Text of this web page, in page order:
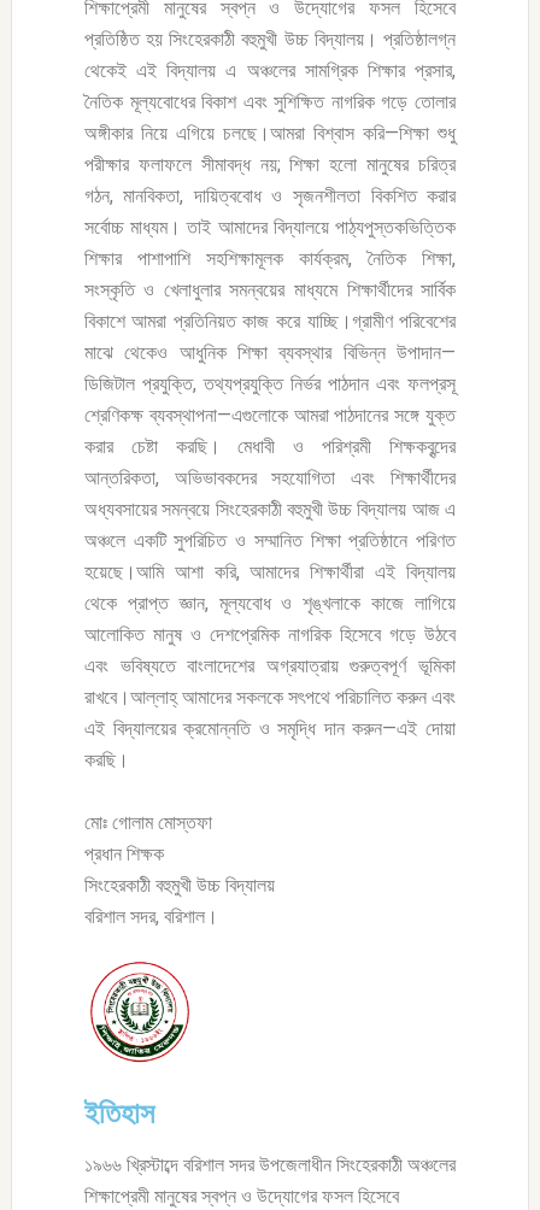
শিক্ষাপ্রেমী মানুষের স্বপ্ন ও উদ্যোগের ফসল হিসেবে
প্রতিষ্ঠিত হয় সিংহেরকাঠী বহুমুখী উচ্চ বিদ্যালয়। প্রতিষ্ঠালগ্ন
থেকেই এই বিদ্যালয় এ অঞ্চলের সামগ্রিক শিক্ষার প্রসার,
নৈতিক মূল্যবোধের বিকাশ এবং সুশিক্ষিত নাগরিক গড়ে তোলার
অঙ্গীকার নিয়ে এগিয়ে চলছে।আমরা বিশ্বাস করি—শিক্ষা শুধু
পরীক্ষার ফলাফলে সীমাবদ্ধ নয়; শিক্ষা হলো মানুষের চরিত্র
গঠন, মানবিকতা, দায়িত্ববোধ ও সৃজনশীলতা বিকশিত করার
সর্বোচ্চ মাধ্যম। তাই আমাদের বিদ্যালয়ে পাঠ্যপুস্তকভিত্তিক
শিক্ষার পাশাপাশি সহশিক্ষামূলক কার্যক্রম, নৈতিক শিক্ষা,
সংস্কৃতি ও খেলাধুলার সমন্বয়ের মাধ্যমে শিক্ষার্থীদের সার্বিক
বিকাশে আমরা প্রতিনিয়ত কাজ করে যাচ্ছি।গ্রামীণ পরিবেশের
মাঝে থেকেও আধুনিক শিক্ষা ব্যবস্থার বিভিন্ন উপাদান—
ডিজিটাল প্রযুক্তি, তথ্যপ্রযুক্তি নির্ভর পাঠদান এবং ফলপ্রসূ
শ্রেণিকক্ষ ব্যবস্থাপনা—এগুলোকে আমরা পাঠদানের সঙ্গে যুক্ত
করার চেষ্টা করছি। মেধাবী ও পরিশ্রমী শিক্ষকবৃন্দের
আন্তরিকতা, অভিভাবকদের সহযোগিতা এবং শিক্ষার্থীদের
অধ্যবসায়ের সমন্বয়ে সিংহেরকাঠী বহুমুখী উচ্চ বিদ্যালয় আজ এ
অঞ্চলে একটি সুপরিচিত ও সম্মানিত শিক্ষা প্রতিষ্ঠানে পরিণত
হয়েছে।আমি আশা করি, আমাদের শিক্ষার্থীরা এই বিদ্যালয়
থেকে প্রাপ্ত জ্ঞান, মূল্যবোধ ও শৃঙ্খলাকে কাজে লাগিয়ে
আলোকিত মানুষ ও দেশপ্রেমিক নাগরিক হিসেবে গড়ে উঠবে
এবং ভবিষ্যতে বাংলাদেশের অগ্রযাত্রায় গুরুত্বপূর্ণ ভূমিকা
রাখবে।আল্লাহ্‌ আমাদের সকলকে সৎপথে পরিচালিত করুন এবং
এই বিদ্যালয়ের ক্রমোন্নতি ও সমৃদ্ধি দান করুন—এই দোয়া
করছি।
মোঃ গোলাম মোস্তফা
প্রধান শিক্ষক
সিংহেরকাঠী বহুমুখী উচ্চ বিদ্যালয়
বরিশাল সদর, বরিশাল।
ইতিহাস
১৯৬৬ খ্রিস্টাব্দে বরিশাল সদর উপজেলাধীন সিংহেরকাঠী অঞ্চলের
শিক্ষাপ্রেমী মানুষের স্বপ্ন ও উদ্যোগের ফসল হিসেবে